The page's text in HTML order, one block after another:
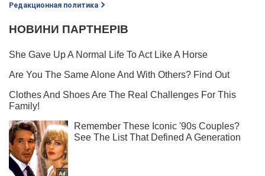
Редакционная политика